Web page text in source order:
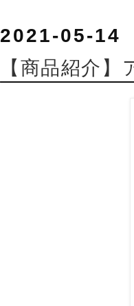
2021-05-14
【商品紹介